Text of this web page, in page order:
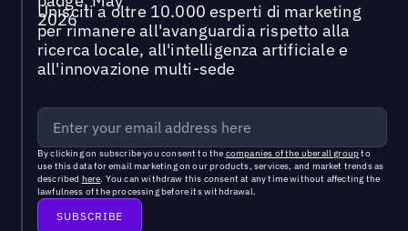
Unisciti a oltre 10.000 esperti di marketing
per rimanere all'avanguardia rispetto alla
ricerca locale, all'intelligenza artificiale e
all'innovazione multi-sede
By clicking on subscribe you consent to the companies of the uberall groupto
use this data for email marketing on our products, services, and market trends as
described here. You can withdraw this consent at any time without affecting the
lawfulness of the processing before its withdrawal.